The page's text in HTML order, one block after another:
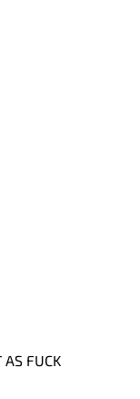
FUCK